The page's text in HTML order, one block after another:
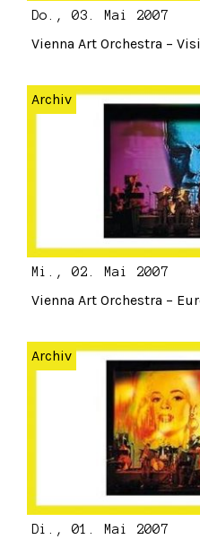
Do., 03. Mai 2007
Vienna Art Orchestra –
Archiv
Mi., 02. Mai 2007
Vienna Art Orchestra –
Archiv
Di., 01. Mai 2007